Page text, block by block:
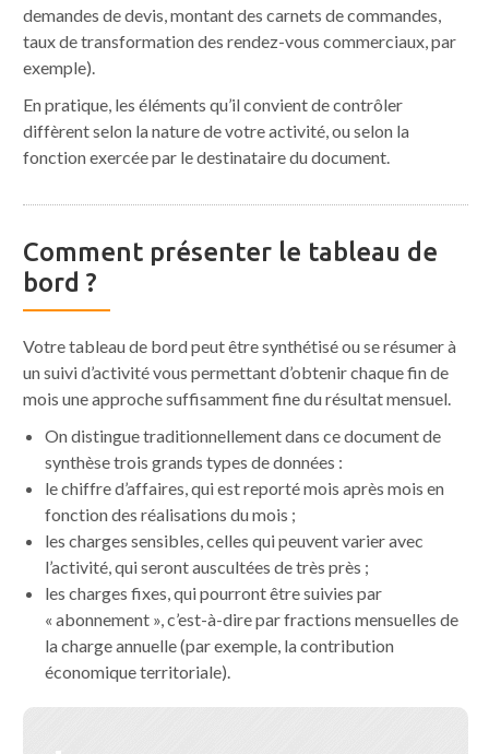
demandes de devis, montant des carnets de commandes,
taux de transformation des rendez-vous commerciaux, par
exemple).
En pratique, les éléments qu’il convient de contrôler
diffèrent selon la nature de votre activité, ou selon la
fonction exercée par le destinataire du document.
Comment présenter le tableau de
bord ?
Votre tableau de bord peut être synthétisé ou se résumer à
un suivi d’activité vous permettant d’obtenir chaque fin de
mois une approche suffisamment fine du résultat mensuel.
On distingue traditionnellement dans ce document de
synthèse trois grands types de données :
le chiffre d’affaires, qui est reporté mois après mois en
fonction des réalisations du mois ;
les charges sensibles, celles qui peuvent varier avec
l’activité, qui seront auscultées de très près ;
les charges fixes, qui pourront être suivies par
« abonnement », c’est-à-dire par fractions mensuelles de
la charge annuelle (par exemple, la contribution
économique territoriale).